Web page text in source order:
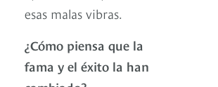
esas malas vibras.
¿Cómo piensa que la
fama y el éxito la han